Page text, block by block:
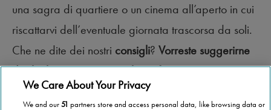
una sagra di quartiere o un cinema all’aperto in cui
riscattarvi dell’eventuale giornata trascorsa da soli.
Che ne dite dei nostri consigli? Vorreste suggerirne
degli altri?Scriveteci e…buon ferragosto!
We Care About Your Privacy
We and our51 partners store and access personal data, like browsing data or